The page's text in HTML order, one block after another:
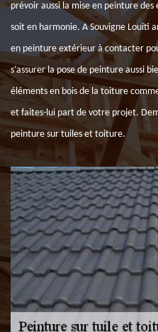
prévoir aussi la mise en peinture des
soit en harmonie. A Souvigne Louiti
en peinture extérieur à contacter
s’assurer la pose de peinture aussi
éléments en bois de la toiture
et faites-lui part de votre projet.
peinture sur tuiles et toiture.